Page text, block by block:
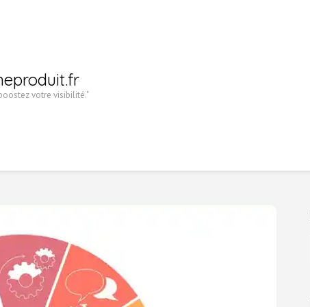
votre visibilité."